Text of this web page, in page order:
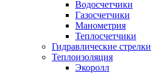
Водосчетчики
Газосчетчики
Манометрия
Теплосчетчики
Гидравлические стрелки
Теплоизоляция
Экоролл